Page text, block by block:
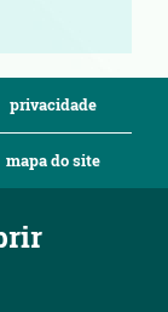
privacidade
mapa do site